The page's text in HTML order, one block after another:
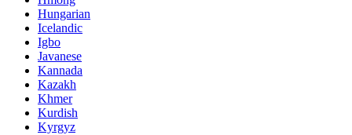
Hungarian
Icelandic
Igbo
Javanese
Kannada
Kazakh
Khmer
Kurdish
Kyrgyz